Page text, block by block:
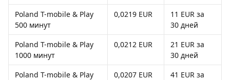
Poland T-mobile & Play
500 минут
0,0219 EUR
11 EUR за
30 дней
Poland T-mobile & Play
1000 минут
0,0212 EUR
21 EUR за
30 дней
Poland T-mobile & Play
0,0207 EUR
41 EUR за